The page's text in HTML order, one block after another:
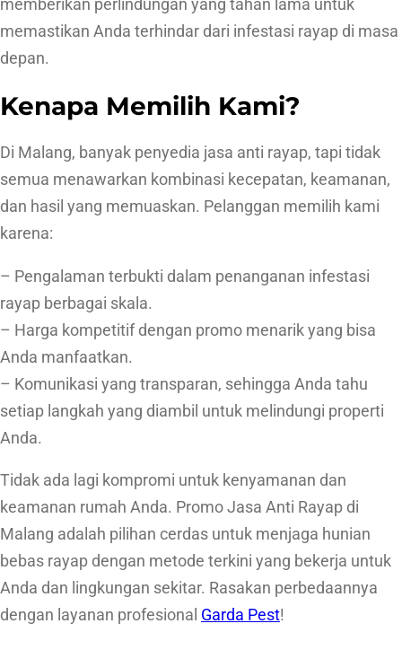
memberikan perlindungan yang tahan lama untuk
memastikan Anda terhindar dari infestasi rayap di masa
depan.
Kenapa Memilih Kami?
Di Malang, banyak penyedia jasa anti rayap, tapi tidak
semua menawarkan kombinasi kecepatan, keamanan,
dan hasil yang memuaskan. Pelanggan memilih kami
karena:
– Pengalaman terbukti dalam penanganan infestasi
rayap berbagai skala.
– Harga kompetitif dengan promo menarik yang bisa
Anda manfaatkan.
– Komunikasi yang transparan, sehingga Anda tahu
setiap langkah yang diambil untuk melindungi properti
Anda.
Tidak ada lagi kompromi untuk kenyamanan dan
keamanan rumah Anda. Promo Jasa Anti Rayap di
Malang adalah pilihan cerdas untuk menjaga hunian
bebas rayap dengan metode terkini yang bekerja untuk
Anda dan lingkungan sekitar. Rasakan perbedaannya
dengan layanan profesional Garda Pest!